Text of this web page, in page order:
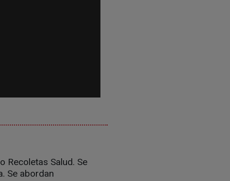
Recoletas Salud. Se
Se abordan